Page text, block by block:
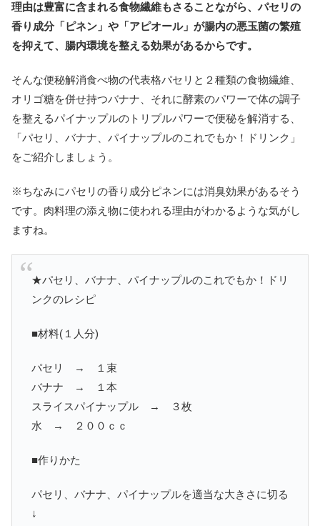
理由は豊富に含まれる食物繊維もさることながら、パセリの
香り成分「ピネン」や「アピオール」が腸内の悪玉菌の繁殖
を抑えて、腸内環境を整える効果があるからです。
そんな便秘解消食べ物の代表格パセリと２種類の食物繊維、
オリゴ糖を併せ持つバナナ、それに酵素のパワーで体の調子
を整えるパイナップルのトリプルパワーで便秘を解消する、
「パセリ、バナナ、パイナップルのこれでもか！ドリンク」
をご紹介しましょう。
※ちなみにパセリの香り成分ピネンには消臭効果があるそう
です。肉料理の添え物に使われる理由がわかるような気がし
ますね。
★パセリ、バナナ、パイナップルのこれでもか！ドリ
ンクのレシピ
■材料(１人分)
パセリ → １束
バナナ → １本
スライスパイナップル → ３枚
水 → ２００ｃｃ
■作りかた
パセリ、バナナ、パイナップルを適当な大きさに切る
↓